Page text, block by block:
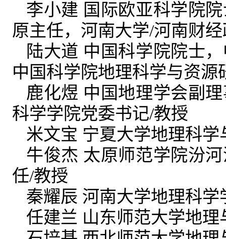
李小建 国际欧亚科学院
原主任，河南大学/河南财
陆大道 中国科学院院士
中国科学院地理科学与资源
鹿化煜 中国地理学会副
科学学院党委书记/教授
米文宝 宁夏大学地理科
牛俊杰 太原师范学院汾
任/教授
秦耀辰 河南大学地理科学
任建兰 山东师范大学地理